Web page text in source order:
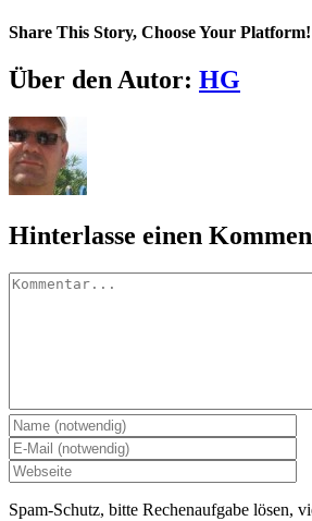
Share This Story, Choose Your Platform!
Facebook
X
LinkedIn
Pinterest
E-
Mail
Über den Autor: HG
Hinterlasse einen
Kommentar
Spam-Schutz, bitte Rechenaufgabe lösen,